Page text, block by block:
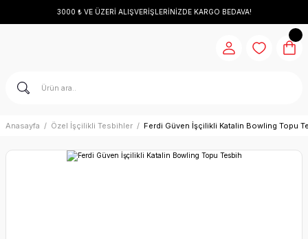
3000 ₺ VE ÜZERİ ALIŞVERİŞLERİNİZDE KARGO BEDAVA!
Anasayfa Özel İşçilikli Tesbihler Ferdi Güven İşçilikli Katalin Bowling Topu